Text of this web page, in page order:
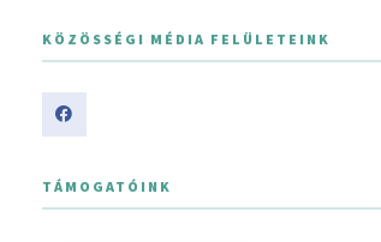
KÖZÖSSÉGI MÉDIA FELÜLETEINK
TÁMOGATÓINK